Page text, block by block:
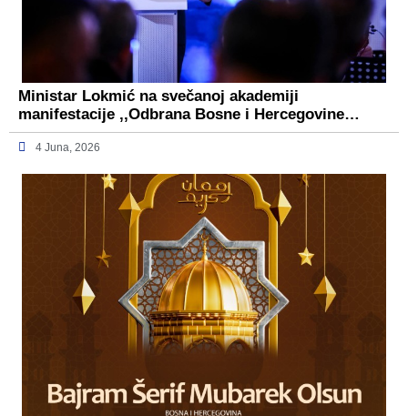
Ministar Lokmić na svečanoj akademiji
manifestacije ,,Odbrana Bosne i Hercegovine…
4 Juna, 2026